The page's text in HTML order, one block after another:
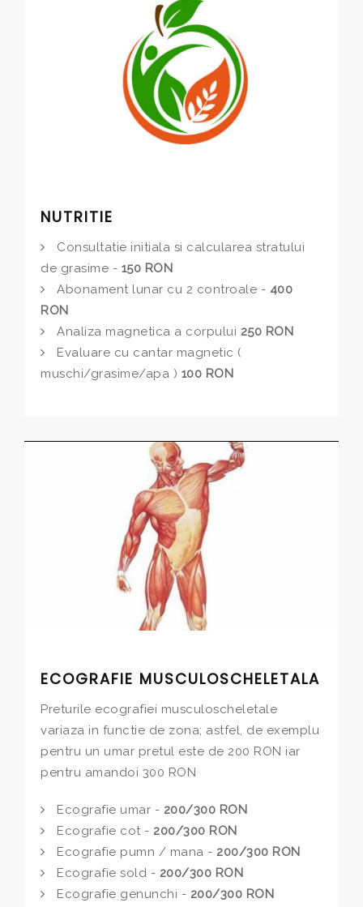
NUTRITIE
Consultatie initiala si calcularea stratului
de grasime - 150 RON
Abonament lunar cu 2 controale - 400
RON
Analiza magnetica a corpului 250 RON
Evaluare cu cantar magnetic (
muschi/grasime/apa ) 100 RON
ECOGRAFIE MUSCULOSCHELETALA
Preturile ecografiei musculoscheletale
variaza in functie de zona; astfel, de exemplu
pentru un umar pretul este de 200 RON iar
pentru amandoi 300 RON
Ecografie umar - 200/300 RON
Ecografie cot - 200/300 RON
Ecografie pumn / mana - 200/300 RON
Ecografie sold - 200/300 RON
Ecografie genunchi - 200/300 RON